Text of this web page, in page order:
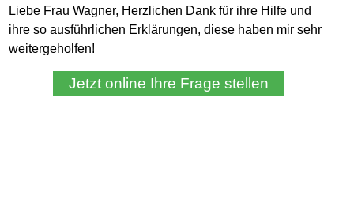
Liebe Frau Wagner, Herzlichen Dank für ihre Hilfe und
ihre so ausführlichen Erklärungen, diese haben mir sehr
weitergeholfen!